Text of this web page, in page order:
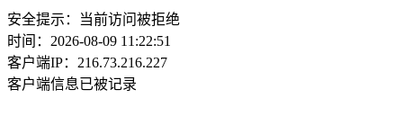
安全提示：当前访问被拒绝
时间：2026-08-09 11:22:51
客户端IP：216.73.216.227
客户端信息已被记录